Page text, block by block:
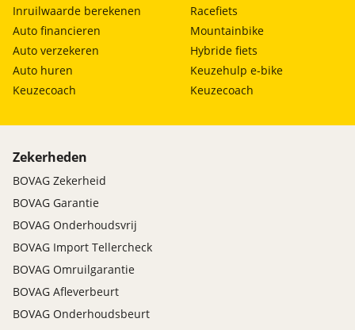
Inruilwaarde berekenen
Auto financieren
Auto verzekeren
Auto huren
Keuzecoach
Racefiets
Mountainbike
Hybride fiets
Keuzehulp e-bike
Keuzecoach
Zekerheden
BOVAG Zekerheid
BOVAG Garantie
BOVAG Onderhoudsvrij
BOVAG Import Tellercheck
BOVAG Omruilgarantie
BOVAG Afleverbeurt
BOVAG Onderhoudsbeurt